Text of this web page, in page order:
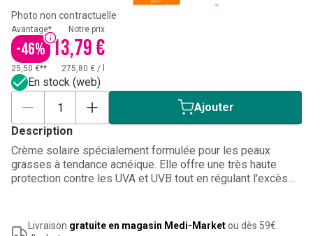
Photo non contractuelle
Avantage*
-46%
Notre prix
13,79 €
25,50 €** 275,80 € /
En stock (web)
Ajouter
Description
Crème solaire spécialement formulée pour les peaux
grasses à tendance acnéique. Elle offre une très haute
protection contre les UVA et UVB tout en régulant l'excès
sensation de fraîcheur. Idéale pour les peaux sensibles
Livraison gratuite en magasin Medi-Marketou dès 59€